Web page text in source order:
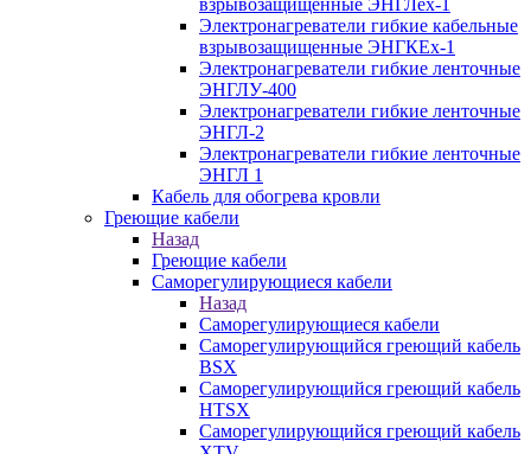
взрывозащищенные ЭНГЛех-1
Электронагреватели гибкие кабельные
взрывозащищенные ЭНГКЕх-1
Электронагреватели гибкие ленточные
ЭНГЛУ-400
Электронагреватели гибкие ленточные
ЭНГЛ-2
Электронагреватели гибкие ленточные
ЭНГЛ 1
Кабель для обогрева кровли
Греющие кабели
Назад
Греющие кабели
Саморегулирующиеся кабели
Назад
Саморегулирующиеся кабели
Саморегулирующийся греющий кабель
BSX
Саморегулирующийся греющий кабель
HTSX
Саморегулирующийся греющий кабель